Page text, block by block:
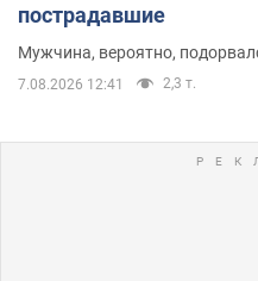
пострадавшие
Мужчина, вероятно,
7.08.2026 12:41 2,3 т.